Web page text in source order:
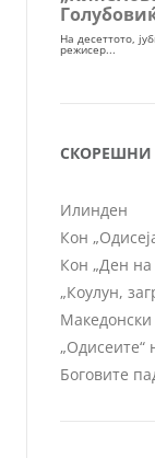
Илинден
Кон
Кон „Ден
„Коулун,
„Одисеите“
Боговите